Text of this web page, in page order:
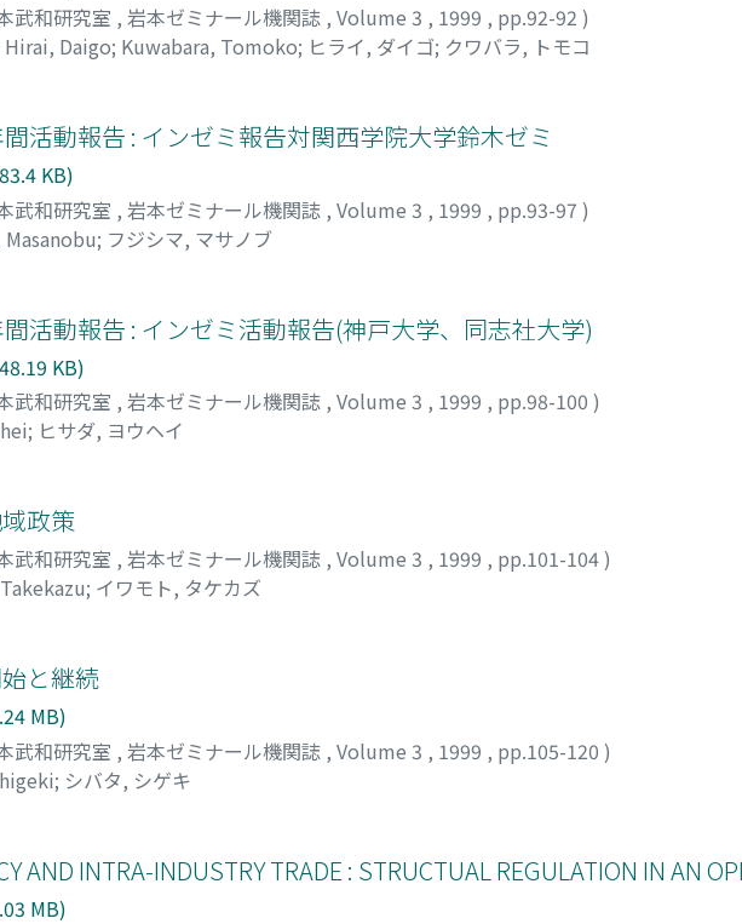
武和研究室 , 岩本ゼミナール機関誌 , Volume 3 , 1999 , pp.92-92 )
Hirai, Daigo; Kuwabara, Tomoko; ヒライ, ダイゴ; クワバラ, トモコ
活動報告 : インゼミ報告対関西学院大学鈴木ゼミ
KB)
武和研究室 , 岩本ゼミナール機関誌 , Volume 3 , 1999 , pp.93-97 )
; フジシマ, マサノブ
活動報告 : インゼミ活動報告(神戸大学、同志社大学)
KB)
武和研究室 , 岩本ゼミナール機関誌 , Volume 3 , 1999 , pp.98-100 )
; ヒサダ, ヨウヘイ
政策
武和研究室 , 岩本ゼミナール機関誌 , Volume 3 , 1999 , pp.101-104)
; イワモト, タケカズ
と継続
MB)
武和研究室 , 岩本ゼミナール機関誌 , Volume 3 , 1999 , pp.105-120 )
; シバタ, シゲキ
AND INTRA-INDUSTRY TRADE : STRUCTUAL REGULATION IN AN
MB)